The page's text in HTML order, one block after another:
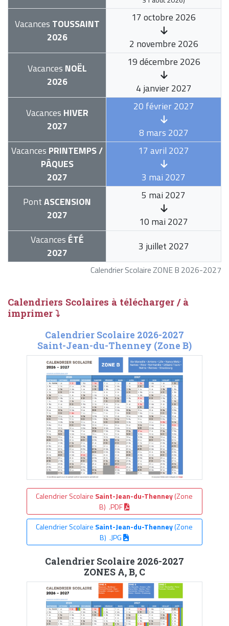
Calendrier Scolaire ZONE B 2026-2027
Vacances TOUSSAINT
2026
17 octobre 2026
2 novembre 2026
Vacances NOËL
2026
19 décembre 2026
4 janvier 2027
Vacances HIVER
2027
20 février 2027
8 mars 2027
Vacances PRINTEMPS /
PÂQUES
2027
17 avril 2027
3 mai 2027
PontASCENSION
2027
5 mai 2027
10 mai 2027
Vacances ÉTÉ
2027
3 juillet 2027
Calendriers Scolaires à télécharger / à
imprimer ⤵
Calendrier Scolaire 2026-2027
Saint-Jean-du-Thenney (Zone B)
Calendrier Scolaire Saint-Jean-du-Thenney(Zone
B) .PDF
Calendrier Scolaire Saint-Jean-du-Thenney(Zone
B) .JPG
Calendrier Scolaire 2026-2027
ZONES A, B, C